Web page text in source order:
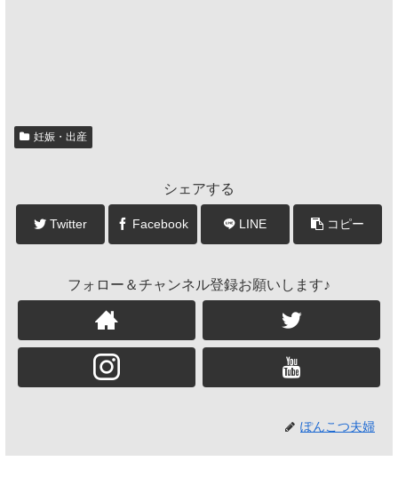
妊娠・出産
シェアする
Twitter Facebook LINE コピー
フォロー＆チャンネル登録お願いします♪
ぽんこつ夫婦